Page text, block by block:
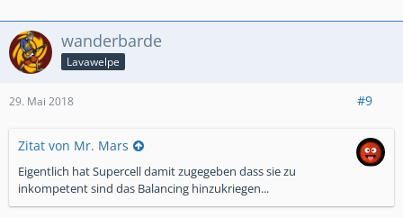
wanderbarde
Lavawelpe
29. Mai 2018 #9
Zitat von Mr. Mars
Eigentlich hat Supercell damit zugegeben dass sie zu
inkompetent sind das Balancing hinzukriegen...